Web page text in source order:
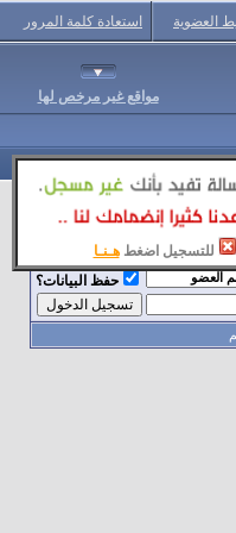
للتسجيل اضغط هـنـا
العضوية استعادة كلمة المرور
مواقع غير مرخص لها
حفظ البيانات؟